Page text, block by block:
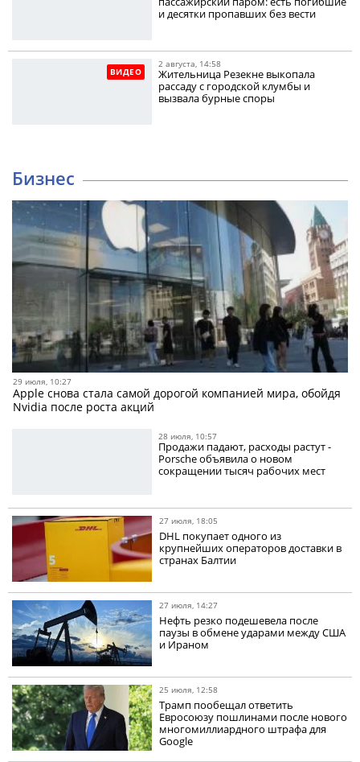
и десятки пропавших без вести
ВИДЕО
2 августа, 14:58
Жительница Резекне выкопала
рассаду с городской клумбы и
вызвала бурные споры
Бизнес
29 июля, 10:27
Apple снова стала самой дорогой компанией мира, обойдя
Nvidia после роста акций
28 июля, 10:57
Продажи падают, расходы растут -
Porsche объявила о новом
сокращении тысяч рабочих мест
27 июля, 18:05
DHL покупает одного из
крупнейших операторов доставки в
странах Балтии
27 июля, 14:27
Нефть резко подешевела после
паузы в обмене ударами между США
и Ираном
25 июля, 12:58
Трамп пообещал ответить
Евросоюзу пошлинами после нового
многомиллиардного штрафа для
Google